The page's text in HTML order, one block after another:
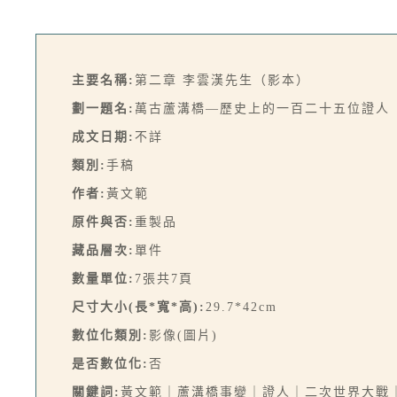
主要名稱: 第二章 李雲漢先生（影本）
劃一題名: 萬古蘆溝橋—歷史上的一百二十五位證人
成文日期: 不詳
類別: 手稿
作者: 黃文範
原件與否: 重製品
藏品層次: 單件
數量單位: 7張共7頁
尺寸大小(長*寬*高): 29.7*42cm
數位化類別: 影像(圖片)
是否數位化: 否
關鍵詞: 黃文範｜蘆溝橋事變｜證人｜二次世界大戰